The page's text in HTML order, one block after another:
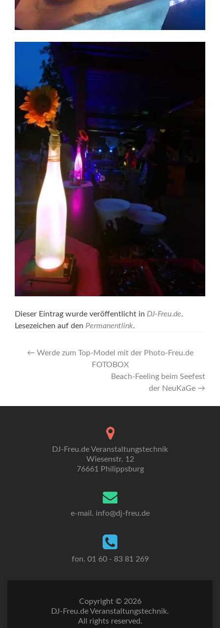
Dieser Eintrag wurde veröffentlicht in DJ-Freu.de.
Lesezeichen auf den Permanentlink.
Artikel-
← Werde zum Top-Model mit der Photo-Freu.de
FOTOBOX
Beach-Feeling beim Seefest
der NeuKaGe →
DJ-Freu.de Veranstaltungstechnik
Wiesenstr. 12
76661 Philippsburg
e-mail. info@dj-freu.de
fon. 01 60 - 83 81 269
Copyright © 2026
DJ-Freu.de Veranstaltungstechnik.
All rights reserved.